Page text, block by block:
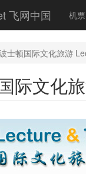
飞网中国 机票
士顿国际文化旅游
际文化